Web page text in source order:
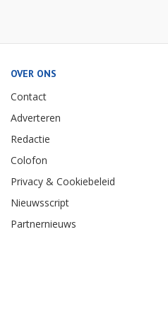
OVER ONS
Contact
Adverteren
Redactie
Colofon
Privacy & Cookiebeleid
Nieuwsscript
Partnernieuws